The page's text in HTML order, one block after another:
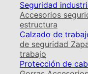
Seguridad
Accesorios
estructura
Calzado de
de seguridad
trabajo
Protección de